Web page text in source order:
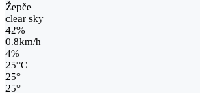
Žepče
clear sky
42%
0.8km/h
4%
25°C
25°
25°